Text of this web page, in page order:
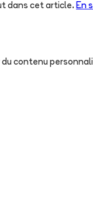
dans cet article. En
contenu